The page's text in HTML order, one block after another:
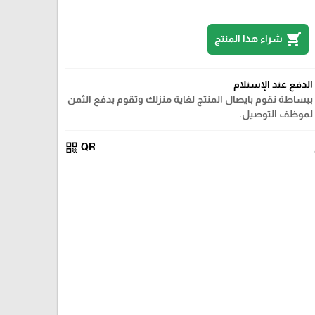
shopping_cart شراء هذا المنتج
الدفع عند الإستلام
ببساطة نقوم بايصال المنتج لغاية منزلك وتقوم بدفع الثمن
لموظف التوصيل.
QR
qr_code